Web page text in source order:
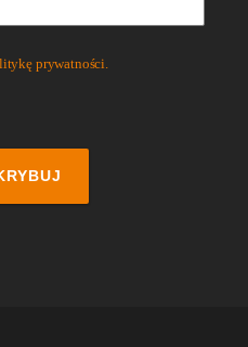
prywatności.